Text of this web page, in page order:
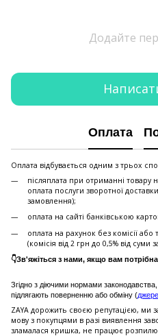
Додайте
Оплата
Оплата відбувається одним з трьох
післяплата при отриманні товару
оплата послуги зворотної
замовлення);
оплата на сайті банківською
оплата на рахунок без комісії
(комісія від 2 грн до 0,5% від суми
👇Зв'яжіться з нами, якщо вам
Згідно з діючими нормами
підлягають поверненню або обміну (
ZAYA дорожить своєю репутацією, ми
мову з покупцями в разі виявлення
зламалася кришка, не працює